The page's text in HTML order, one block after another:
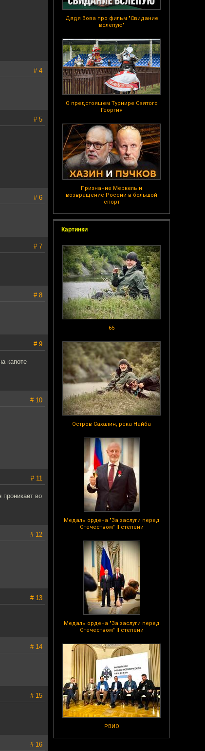
Дядя Вова про фильм "Свидание
вслепую"
О предстоящем Турнире Святого
Георгия
Признание Меркель и
возвращение России в большой
спорт
Картинки
65
Остров Сахалин, река Найба
Медаль ордена "За заслуги перед
Отечеством" II степени
Медаль ордена "За заслуги перед
Отечеством" II степени
РВИО
# 4
# 5
# 6
# 7
# 8
# 9
капоте
# 10
# 11
проникает во
# 12
# 13
# 14
# 15
# 16